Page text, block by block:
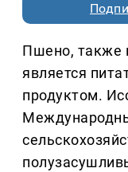
Пшено, также
является
продуктом.